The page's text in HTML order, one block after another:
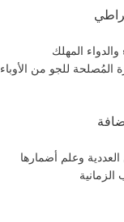
المهلك
المُصلحة للجو من الأوباء
وعلم أضمارها